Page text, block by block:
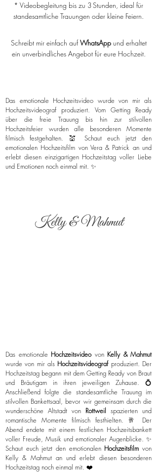
* Videobegleitung bis zu 3 Stunden, ideal für
standesamtliche Trauungen oder kleine Feiern.
Schreibt mir einfach aufWhatsAppund erhaltet
ein unverbindliches Angebot für eure Hochzeit.
Das emotionale Hochzeitsvideo wurde von mir als
Hochzeitsvideograf produziert. Vom Getting Ready
über die freie Trauung bis hin zur stilvollen
Hochzeitsfeier wurden alle besonderen Momente
filmisch festgehalten. 💒 Schaut euch jetzt den
emotionalen Hochzeitsfilm von Vera & Patrick an und
erlebt diesen einzigartigen Hochzeitstag voller Liebe
und Emotionen noch einmal mit. ✨
Kelly & Mahmut
Das emotionale Hochzeitsvideovon Kelly & Mahmut
wurde von mir als Hochzeitsvideograf produziert. Der
Hochzeitstag begann mit dem Getting Ready von Braut
und Bräutigam in ihren jeweiligen Zuhause. 💍
Anschließend folgte die standesamtliche Trauung im
stilvollen Bankettsaal, bevor wir gemeinsam durch die
wunderschöne Altstadt von Rottweil spazierten und
romantische Momente filmisch festhielten. 🥂 Der
Abend endete mit einem festlichen Hochzeitsbankett
voller Freude, Musik und emotionaler Augenblicke. ✨
Schaut euch jetzt den emotionalen Hochzeitsfilmvon
Kelly & Mahmut an und erlebt diesen besonderen
Hochzeitstag noch einmal mit. ❤️